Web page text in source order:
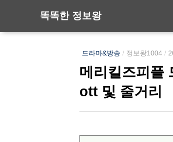
똑똑한 정보왕
드라마&방송 / 정보왕1004 /
메리킬즈피플
ott 및 줄거리